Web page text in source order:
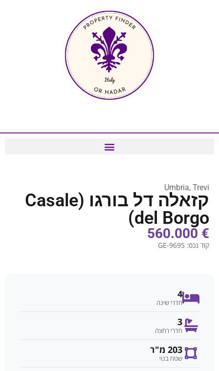
Umbria, Trevi
קזאלה דל בורגו (Casale
del Borgo)
€ 560.000
קוד נכס: GE-9695
4
חדרי שינה
3
חדרי רחצה
203 מ"ר
שטח בנוי